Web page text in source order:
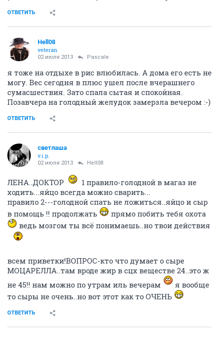
ОТВЕТИТЬ
Hell08
veteran
02 июля 2013 Pascale
я тоже на отдыхе в рис влюбилась. А дома его есть не
могу. Вес сегодня в плюс ушел после вчерашнего
сумасшествия. Зато спала сытая и спокойная.
Позавчера на голодный желудок замерзла вечером :-)
ОТВЕТИТЬ
светлаша
v.i.p.
02 июля 2013 Hell08
ЛЕНА..ДОКТОР
1 правило-голодной в магаз не
ходить...яйцо всегда можно сварить...
правило 2---голодной спать не ложиться..яйцо и сыр
в помощь !! продолжать
прямо побить тебя охота
ведь мозгом ты всё понимаешь..но твои действия
всем приветки!ВОПРОС-кто что думает о сыре
МОЦАРЕЛЛА..там вроде жир в сцх веществе 24..это ж
не 45!! нам можно по утрам иль вечерам
я вообще
то сыры не очень..но вот этот как то ОЧЕНЬ
ОТВЕТИТЬ